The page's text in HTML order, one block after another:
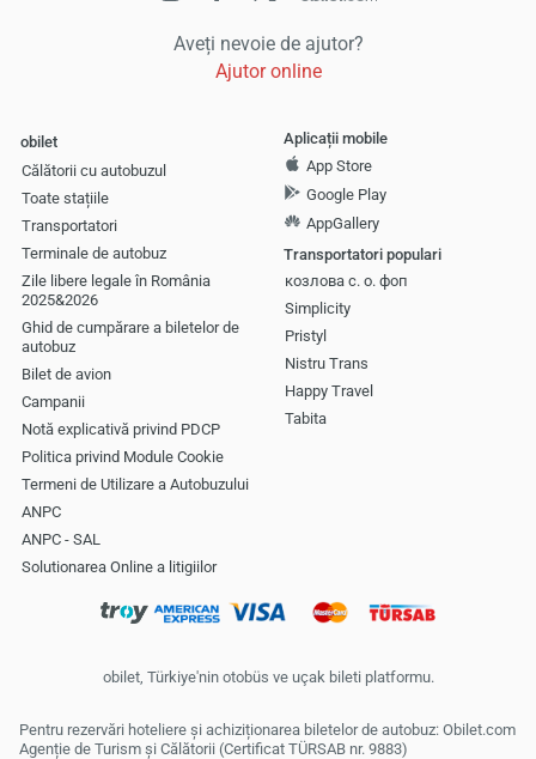
Aveți nevoie de ajutor?
Ajutor online
obilet
Călătorii cu autobuzul
Toate stațiile
Transportatori
Terminale de autobuz
Zile libere legale în România
2025&2026
Ghid de cumpărare a biletelor de
autobuz
Bilet de avion
Campanii
Notă explicativă privind PDCP
Politica privind Module Cookie
Termeni de Utilizare a Autobuzului
ANPC
ANPC - SAL
Solutionarea Online a litigiilor
Aplicații mobile
App Store
Google Play
AppGallery
Transportatori populari
козлова с. о. фоп
Simplicity
Pristyl
Nistru Trans
Happy Travel
Tabita
obilet, Türkiye'nin otobüs ve uçak bileti platformu.
Pentru rezervări hoteliere și achiziționarea biletelor de autobuz: Obilet.com
Agenție de Turism și Călătorii (Certificat TÜRSAB nr. 9883)